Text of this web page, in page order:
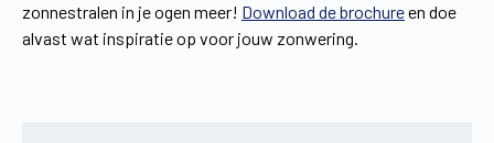
zonnestralen in je ogen meer! Download de brochureen doe
alvast wat inspiratie op voor jouw zonwering.